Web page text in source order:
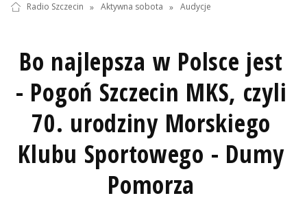
Radio Szczecin » Aktywna sobota » Audycje
Bo najlepsza w Polsce jest
- Pogoń Szczecin MKS, czyli
70. urodziny Morskiego
Klubu Sportowego - Dumy
Pomorza